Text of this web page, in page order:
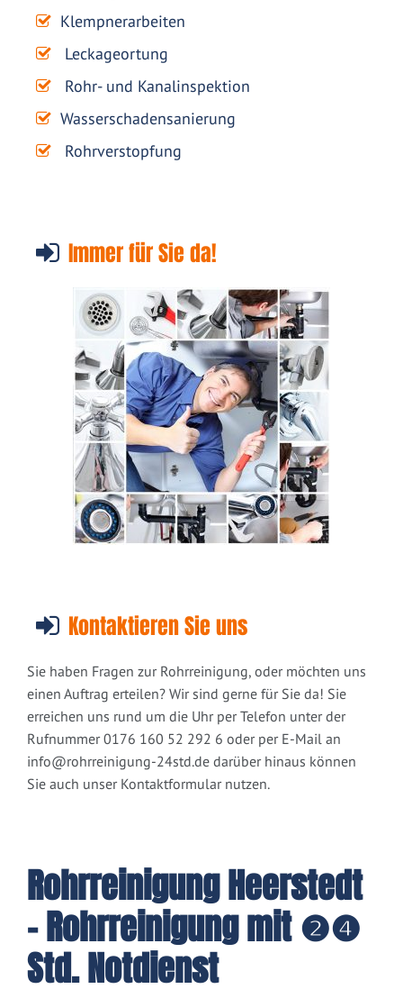
Klempnerarbeiten
Leckageortung
Rohr- und Kanalinspektion
Wasserschadensanierung
Rohrverstopfung
Immer für Sie da!
Kontaktieren Sie uns
Sie haben Fragen zur Rohrreinigung, oder möchten uns
einen Auftrag erteilen? Wir sind gerne für Sie da! Sie
erreichen uns rund um die Uhr per Telefon unter der
Rufnummer 0176 160 52 292 6 oder per E-Mail an
info@rohrreinigung-24std.de darüber hinaus können
Sie auch unser Kontaktformular nutzen.
Rohrreinigung Heerstedt
- Rohrreinigung mit ❷❹
Std. Notdienst